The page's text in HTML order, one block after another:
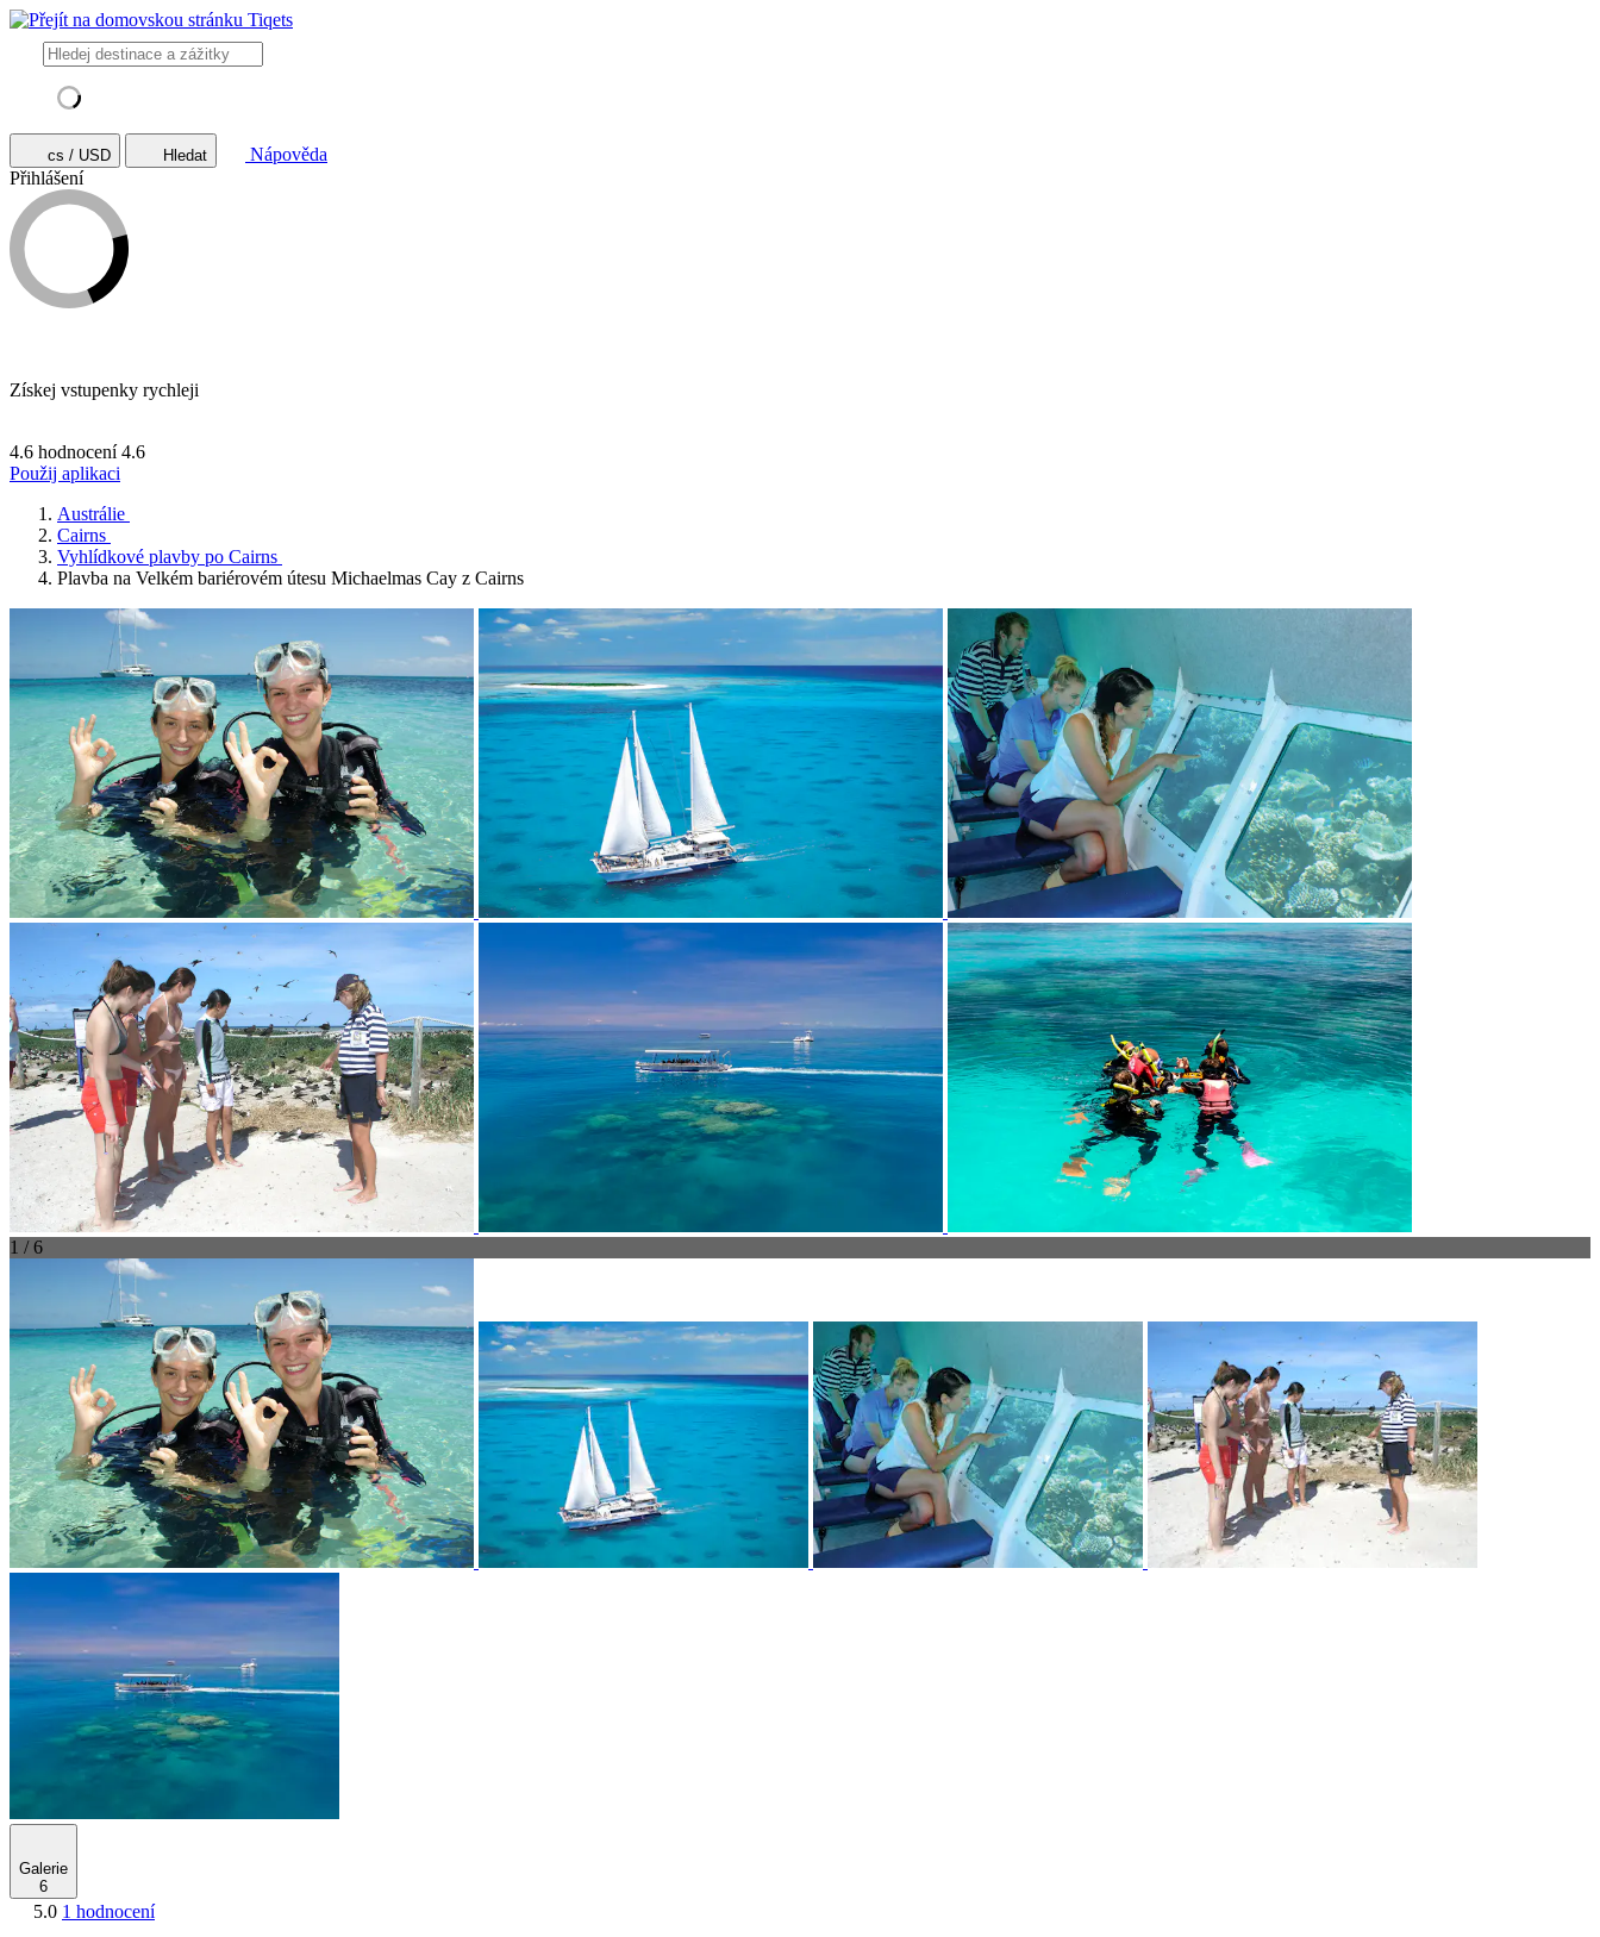
cs / USD Hledat
Nápověda
Přihlášení
Získej vstupenky rychleji
4.6 hodnocení 4.6
Použij aplikaci
Austrálie
Cairns
Vyhlídkové plavby po Cairns
Plavba na Velkém bariérovém útesu Michaelmas Cay z Cairns
1 / 6
Galerie
6
5.0 1 hodnocení